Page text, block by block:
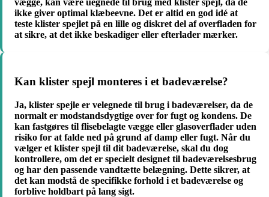
ikke giver optimal klæbeevne. Det er altid en god idé at
teste klister spejlet på en lille og diskret del af overfladen for
at sikre, at det ikke beskadiger eller efterlader mærker.
Kan klister spejl monteres i et badeværelse?
Ja, klister spejle er velegnede til brug i badeværelser, da de
normalt er modstandsdygtige over for fugt og kondens. De
kan fastgøres til flisebelagte vægge eller glasoverflader uden
risiko for at falde ned på grund af damp eller fugt. Når du
vælger et klister spejl til dit badeværelse, skal du dog
kontrollere, om det er specielt designet til badeværelsesbrug
og har den passende vandtætte belægning. Dette sikrer, at
det kan modstå de specifikke forhold i et badeværelse og
forblive holdbart på lang sigt.